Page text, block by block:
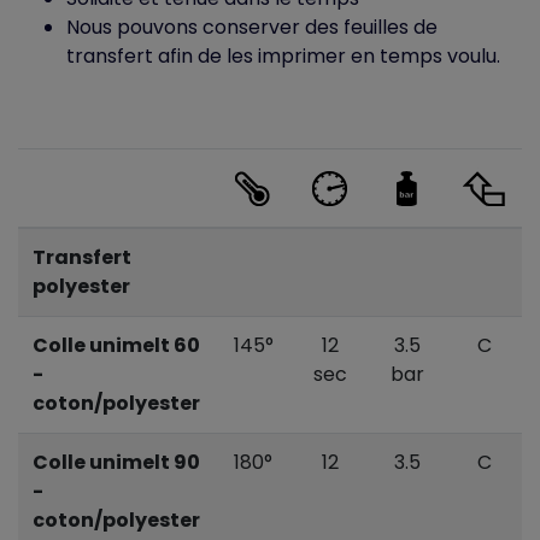
Nous pouvons conserver des feuilles de
transfert afin de les imprimer en temps voulu.
Transfert
polyester
Colle unimelt 60
-
coton/polyester
145°
12
sec
3.5
bar
C
Colle unimelt 90
-
coton/polyester
180° 12 3.5 C